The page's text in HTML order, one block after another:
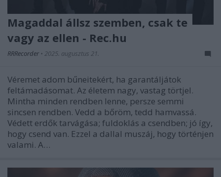
Magaddal állsz szemben, csak te
vagy az ellen - Rec.hu
RRRecorder • 2025. augusztus 21.
Véremet adom bűneitekért, ha garantáljátok
feltámadásomat. Az életem nagy, vastag törtjel.
Mintha minden rendben lenne, persze semmi
sincsen rendben. Vedd a bőröm, tedd hamvassá.
Védett erdők tarvágása; fuldoklás a csendben; jó így,
hogy csend van. Ezzel a dallal muszáj, hogy történjen
valami. A…